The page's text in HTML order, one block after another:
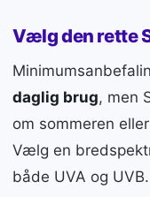
Vælg den rette
daglig brug, men
om sommeren
Vælg en
både UVA og UVB.